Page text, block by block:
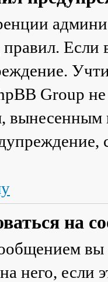
правил.
Group
на
вы
него, если